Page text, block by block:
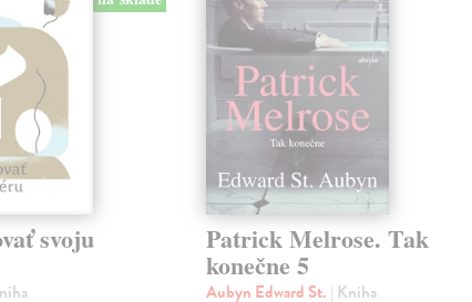
svoju Patrick Melrose. Tak
konečne 5
Aubyn Edward St. | Kniha